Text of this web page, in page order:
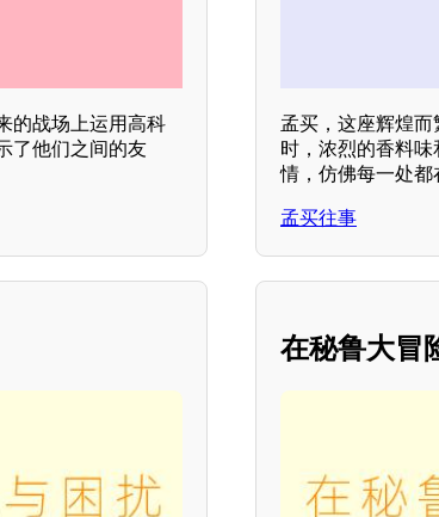
的战场上运用高科
了他们之间的友
孟买，这座辉煌
时，浓烈的香料
情，仿佛每一处都
孟买往事
在秘鲁大冒